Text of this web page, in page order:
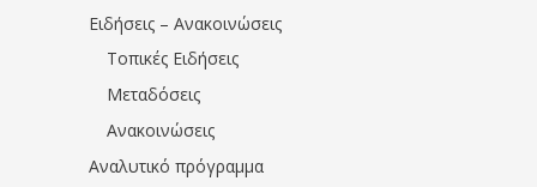
Ειδήσεις – Ανακοινώσεις
Τοπικές Ειδήσεις
Μεταδόσεις
Ανακοινώσεις
Αναλυτικό πρόγραμμα